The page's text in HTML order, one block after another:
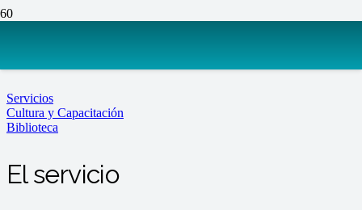
Biblioteca
Servicios
Cultura y Capacitación
Biblioteca
El servicio